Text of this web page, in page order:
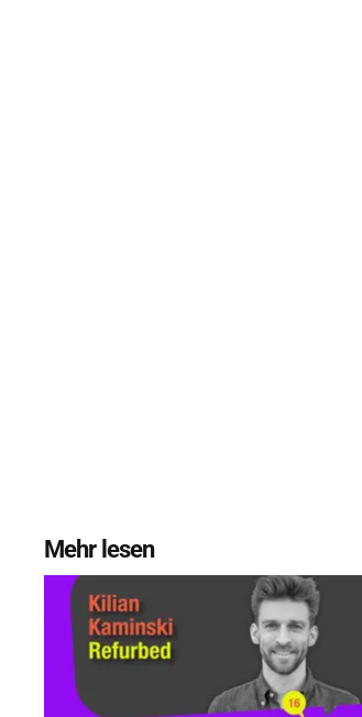
Mehr lesen